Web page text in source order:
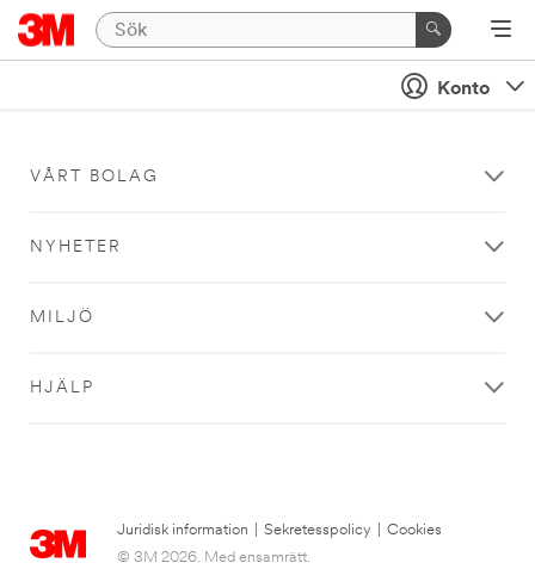
Konto
VÅRT BOLAG
NYHETER
MILJÖ
HJÄLP
Juridisk information Sekretesspolicy
Cookies
© 3M 2026. Med ensamrätt.